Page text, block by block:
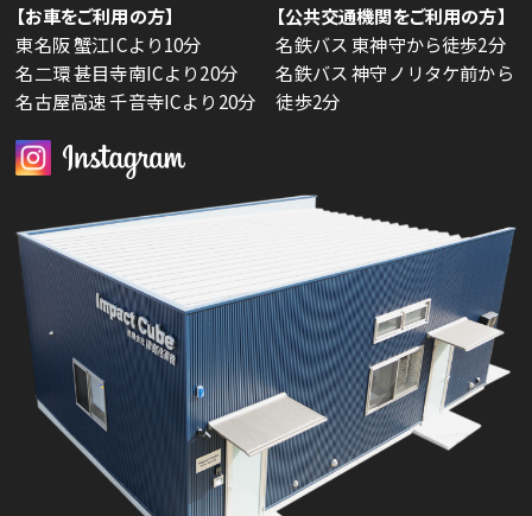
【お車をご利用の方】
東名阪 蟹江ICより10分
名二環 甚目寺南ICより20分
名古屋高速 千音寺ICより20分
【公共交通機関をご利用の方】
名鉄バス 東神守から徒歩2分
名鉄バス 神守ノリタケ前から
徒歩2分